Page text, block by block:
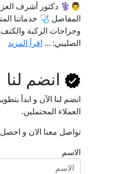
👨⚕️ دكتور أشرف
المفاصل 🩺 خدماتنا
وجراحات الركبة
الصليبي: ... اقرأ المزيد
انضم لنا
انضم لنا اﻵن و ابدأ
العملاء المحتملين.
تواصل معنا الان و
الاسم